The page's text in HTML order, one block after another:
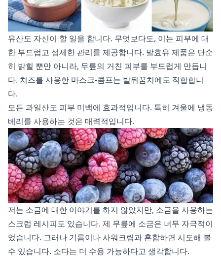
유산도 자신이 할 일을 합니다. 무엇보다도, 이는 피부에 대
한 부드럽고 섬세한 관리를 제공합니다. 발효유 제품은 단순
히 밝힐 뿐만 아니라, 무릎의 거친 피부를 부드럽게 만듭니
다. 치즈를 사용한 마스크-콤프는 발뒤꿈치에도 적합합니
다.
모든 과일산도 피부 미백에 효과적입니다. 특히 겨울에 냉동
베리를 사용하는 것은 매력적입니다.
저는 소금에 대한 이야기를 하지 않았지만, 소금을 사용하는
스크럽 레시피도 있습니다. 제 무릎에 소금은 너무 자극적이
었습니다. 그러나 기름이나 사워크림과 혼합하면 시도해 볼
수 있습니다. 소다는 더 수용 가능하다고 생각합니다.